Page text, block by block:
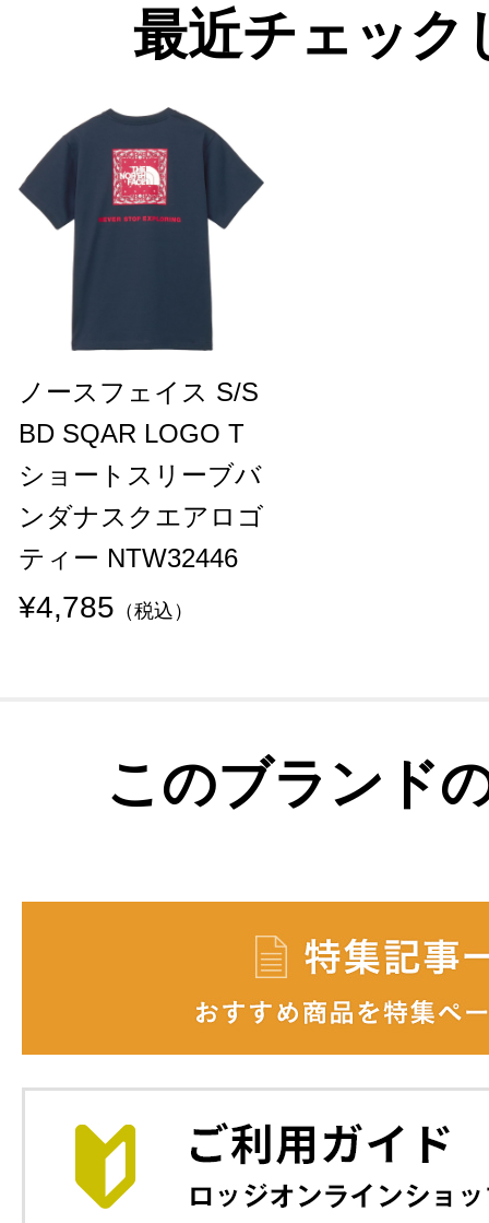
最近チェック
ノースフェイス S/S
BD SQAR LOGO T
ショートスリーブバ
ンダナスクエアロゴ
ティー NTW32446
¥4,785 （税込）
このブランド